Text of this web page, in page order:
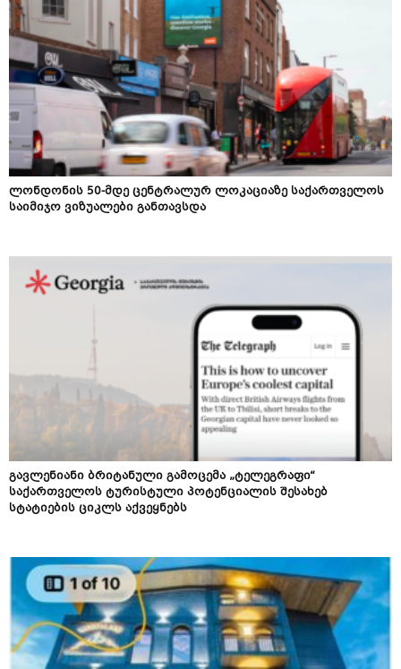
ლონდონის 50-მდე ცენტრალურ ლოკაციაზე საქართველოს
საიმიჯო ვიზუალები განთავსდა
გავლენიანი ბრიტანული გამოცემა „ტელეგრაფი“
საქართველოს ტურისტული პოტენციალის შესახებ
სტატიების ციკლს აქვეყნებს